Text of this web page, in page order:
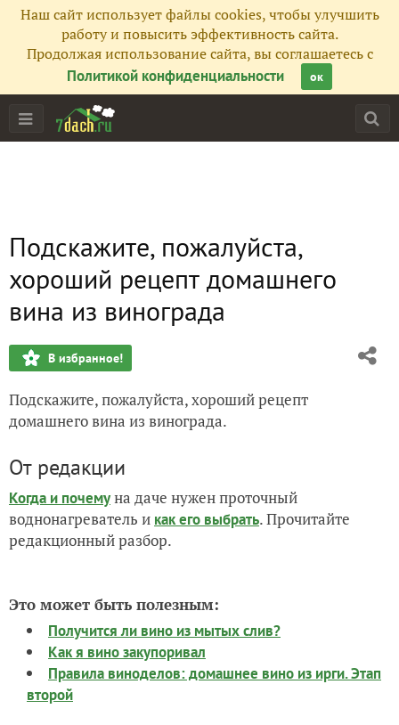
Наш сайт использует файлы cookies, чтобы улучшить
работу и повысить эффективность сайта.
Продолжая использование сайта, вы соглашаетесь с
Политикой конфиденциальности
ок
Подскажите, пожалуйста,
хороший рецепт домашнего
вина из винограда
В избранное!
Подскажите, пожалуйста, хороший рецепт
домашнего вина из винограда.
От редакции
Когда и почемуна даче нужен проточный
воднонагреватель и как его выбрать. Прочитайте
редакционный разбор.
Это может быть полезным:
Получится ли вино из мытых слив?
Как я вино закупоривал
Правила виноделов: домашнее вино из ирги. Этап
второй